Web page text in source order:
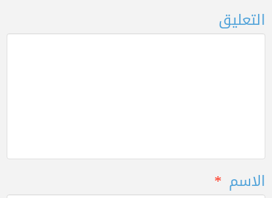
التعليق
الاسم *